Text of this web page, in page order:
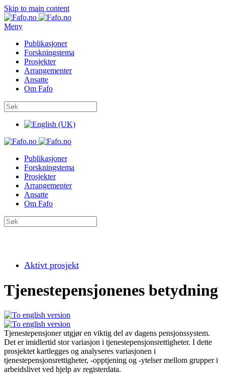
Skip to main content
Meny
Publikasjoner
Forskningstema
Prosjekter
Arrangementer
Ansatte
Om Fafo
Publikasjoner
Forskningstema
Prosjekter
Arrangementer
Ansatte
Om Fafo
Aktivt prosjekt
Tjenestepensjonenes betydning
Tjenestepensjoner utgjør en viktig del av dagens pensjonssystem.
Det er imidlertid stor variasjon i tjenestepensjonsrettigheter. I dette
prosjektet kartlegges og analyseres variasjonen i
tjenestepensjonsrettigheter, -opptjening og -ytelser mellom grupper i
arbeidslivet ved hjelp av registerdata.